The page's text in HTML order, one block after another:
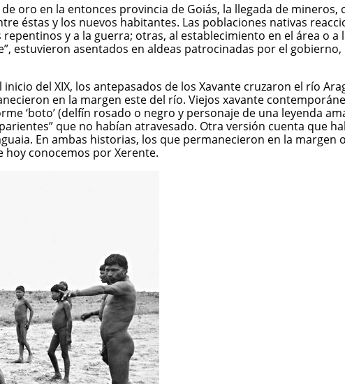
oro en la entonces provincia de Goiás, la llegada de
éstas y los nuevos habitantes. Las poblaciones nativas
y a la guerra; otras, al establecimiento en el área o a
estuvieron asentados en aldeas patrocinadas por el
del XIX, los antepasados de los Xavante cruzaron el río
en la margen este del río. Viejos xavante
‘boto’ (delfín rosado o negro y personaje de una leyenda
que no habían atravesado. Otra versión cuenta que
En ambas historias, los que permanecieron en la
hoy conocemos por Xerente.